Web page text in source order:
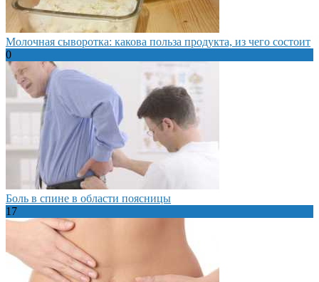
Молочная сыворотка: какова польза продукта, из чего состоит
0
Боль в спине в области поясницы
17